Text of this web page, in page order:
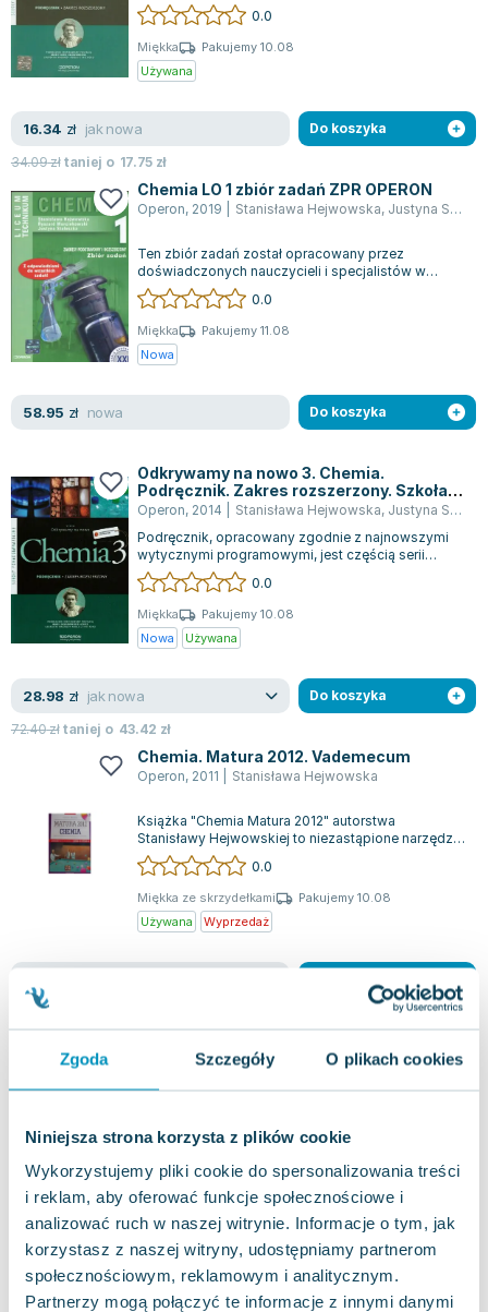
Zgoda Szczegóły O plikach cookies
Niniejsza strona korzysta z plików cookie
Wykorzystujemy pliki cookie do spersonalizowania treści
i reklam, aby oferować funkcje społecznościowe i
analizować ruch w naszej witrynie. Informacje o tym, jak
korzystasz z naszej witryny, udostępniamy partnerom
społecznościowym, reklamowym i analitycznym.
Partnerzy mogą połączyć te informacje z innymi danymi
Joseph Murphy
Jan Sztaudynger
Aleksander Puszkin
Małgorzata Ohme
Maddie Ziegler
Leszek Czarnecki
Joanna Racewicz
Maria Seweryn
Janina Zającówna
Eric Helms
Anna Prus (oprac.)
Nela Mała Reporterka
Barbara Wrzesińska
Virginia Woolf
Lorraine Warren
Ajahn Brahm
Lucinda Riley
Jacek Walkiewicz
wyróżnia się przejrzystą strukturą, która ef...
0.0
Miękka
Pakujemy 10.08
Używana
16.34 zł jak nowa
34.09złtaniej o 17.75 zł
Do koszyka
Chemia LO 1 zbiór zadań ZPR OPERON
Operon, 2019 Stanisława Hejwowska, Justyna Staluszka
Ten zbiór zadań został opracowany przez
doświadczonych nauczycieli i specjalistów w
dziedzinie metodyki nauczania. Jest to pierwsz...
0.0
Miękka
Pakujemy 11.08
Nowa
58.95 zł nowa Do koszyka
Odkrywamy na nowo 3. Chemia.
Podręcznik. Zakres rozszerzony. Szkoła
ponadgimnazjalna
Operon, 2014 Stanisława Hejwowska, Justyna Staluszka
Podręcznik, opracowany zgodnie z najnowszymi
wytycznymi programowymi, jest częścią serii
ODKRYWAMY NA NOWO. Charakteryzuje się on...
0.0
Miękka
Pakujemy 10.08
Nowa
Używana
28.98 zł jak nowa
72.40złtaniej o 43.42 zł
Do koszyka
Chemia. Matura 2012. Vademecum
Operon, 2011 Stanisława Hejwowska
Książka "Chemia Matura 2012" autorstwa
Stanisławy Hejwowskiej to niezastąpione narzędzie
dla osób przygotowujących się do matury z...
0.0
Miękka ze skrzydełkami
Pakujemy 10.08
Używana
Wyprzedaż
55.79zł
podstawowy i rozszerzony
zastosowania w praktyce. Vademecu...
Miękka
Pakujemy 10.08
Używana
23.18zł
58.45złtaniej o35.27 zł
Do koszyka